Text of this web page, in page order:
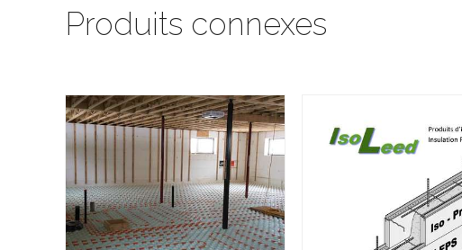
Produits connexes